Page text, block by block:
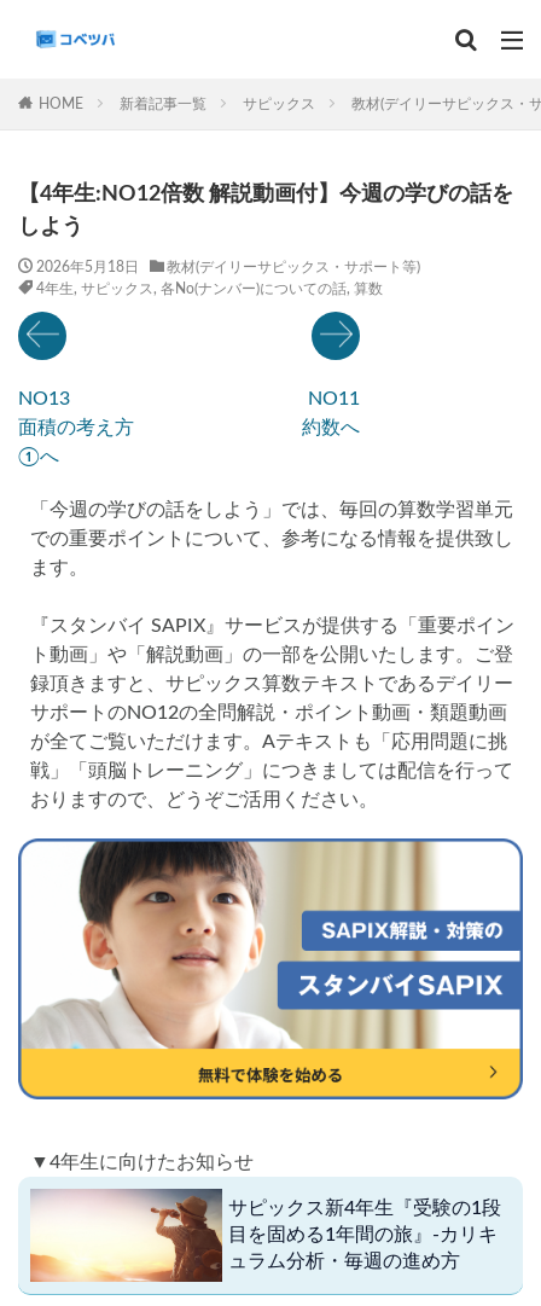
HOME 新着記事一覧 サピックス 教材(デイリーサピックス・
【4年生:NO12倍数 解説動画付】今週の学びの話を
しよう
2026年5月18日
教材(デイリーサピックス・サポート等)
4年生, サピックス , 各No(ナンバー)についての話, 算数
NO13
面積の考え方
①へ
NO11
約数へ
「今週の学びの話をしよう」では、毎回の算数学習単元
での重要ポイントについて、参考になる情報を提供致し
ます。
『スタンバイ SAPIX』サービスが提供する「重要ポイン
ト動画」や「解説動画」の一部を公開いたします。ご登
録頂きますと、サピックス算数テキストであるデイリー
サポートのNO12の全問解説・ポイント動画・類題動画
が全てご覧いただけます。Aテキストも「応用問題に挑
戦」「頭脳トレーニング」につきましては配信を行って
おりますので、どうぞご活用ください。
▼4年生に向けたお知らせ
サピックス新4年生『受験の1段
目を固める1年間の旅』-カリキ
ュラム分析・毎週の進め方
カテゴリー
タグ
後期(9月~11月)
中学受験算数
6年生
学習相談への回答 コベツバradio（音声コンテンツ）
各No(ナンバー)についての話 ケアレスミス
SAPIXマンスリー確認/復習テスト SAPIX組分けテスト
サピックスオープン 土曜特訓
早稲アカデミーカリキュラムテスト 四谷大塚週テスト
四谷大塚公開組分けテスト 四谷大塚合不合判定テスト
四谷大塚志望校判定テスト 新学年(1月〜2月)
前期(3月〜7月) 夏期(7〜8月) 後期(9月〜11月)
冬期(12月〜1月) サピックステキスト解説・対策
予習シリーズテキスト解説・対策
TopGun特訓 コベツバ過去問動画解説
コベツバからのお知らせ 抽象化能力 熱量
検索